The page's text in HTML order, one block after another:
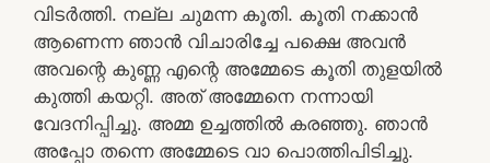
വിടർത്തി. നല്ല ചുമന്ന കൂതി. കൂതി നക്കാൻ
ആണെന്ന ഞാൻ വിചാരിച്ചേ പക്ഷെ അവൻ
അവന്റെ കുണ്ണ എന്റെ അമ്മേടെ കൂതി തുളയിൽ
കുത്തി കയറ്റി. അത് അമ്മേനെ നന്നായി
വേദനിപ്പിച്ചു. അമ്മ ഉച്ചത്തിൽ കരഞ്ഞു. ഞാൻ
അപ്പോ തന്നെ അമ്മേടെ വാ പൊത്തിപിടിച്ചു.